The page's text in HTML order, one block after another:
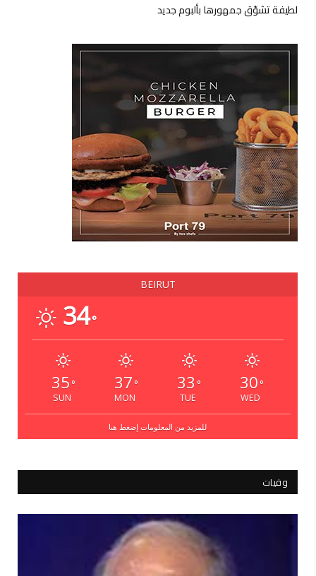
لطيفة تشوّق جمهورها بألبوم جديد
BEIRUT
34°
35 °
SUN
37 °
MON
33 °
TUE
30 °
WED
للمزيد من المعلومات إضغط هنا
وفيات